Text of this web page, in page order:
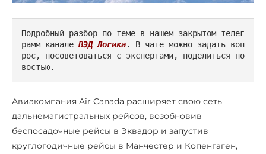
Подробный разбор по теме в нашем закрытом телег
рамм канале ВЭД Логика. В чате можно задать воп
рос, посоветоваться с экспертами, поделиться но
востью.
Авиакомпания Air Canada расширяет свою сеть
дальнемагистральных рейсов, возобновив
беспосадочные рейсы в Эквадор и запустив
круглогодичные рейсы в Манчестер и Копенгаген,